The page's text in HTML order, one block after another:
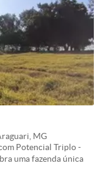
MG
Potencial Triplo -
uma fazenda única